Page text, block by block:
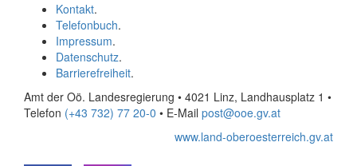
Kontakt.
Telefonbuch.
Impressum.
Datenschutz.
Barrierefreiheit.
Amt der Oö. Landesregierung • 4021 Linz, Landhausplatz 1 •
Telefon (+43 732) 77 20-0 • E-Mail post@ooe.gv.at
www.land-oberoesterreich.gv.at